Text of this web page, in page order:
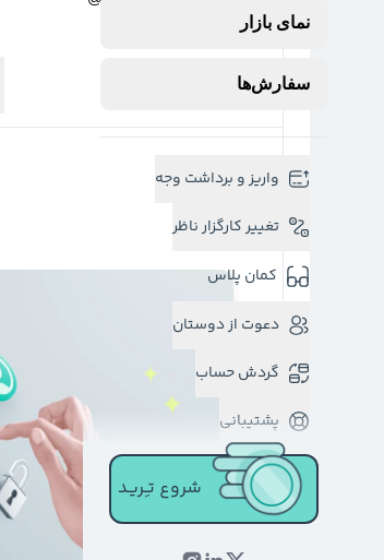
نمای بازار
سفارش‌ها
واریز و برداشت وجه
تغییر کارگزار ناظر
کمان پلاس
دعوت از دوستان
گردش حساب
پشتیبانی
شروع تـِـریـد